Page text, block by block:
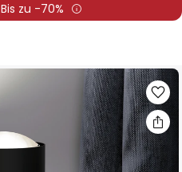
Bis zu -70%